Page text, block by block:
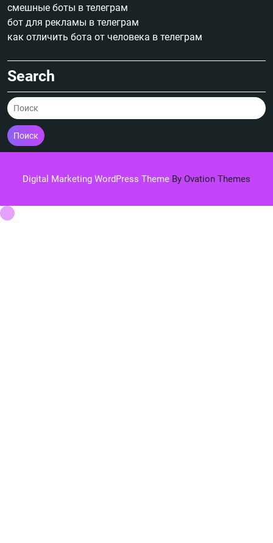
смешные боты в телеграм
бот для рекламы в телеграм
как отличить бота от человека в телеграм
Search
Поиск
Digital Marketing WordPress Theme By Ovation Themes